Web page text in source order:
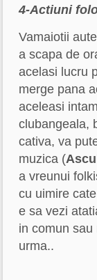
4-Actiuni
Vamaiotii
a scapa de
acelasi lucru
merge pana
aceleasi
clubangeala,
cativa, va
muzica (
a vreunui
cu uimire
e sa vezi
in comun
urma..